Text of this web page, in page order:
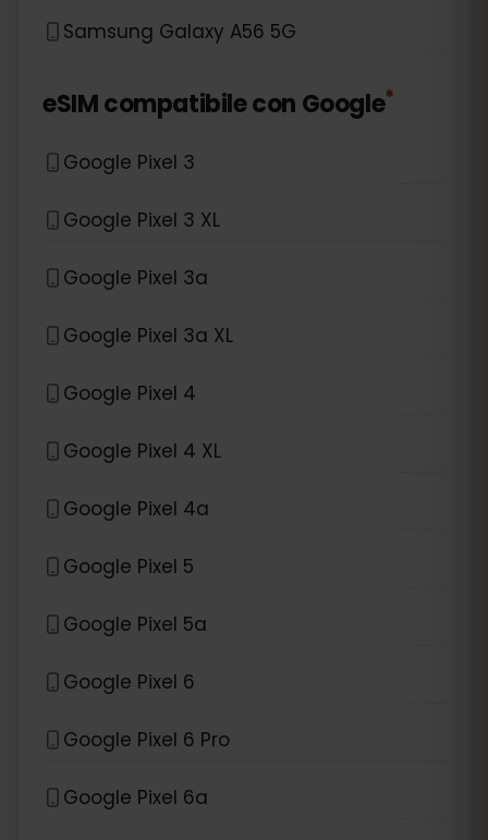
Samsung Galaxy A56 5G
eSIM compatibile con Google*
Google Pixel 3
Google Pixel 3 XL
Google Pixel 3a
Google Pixel 3a XL
Google Pixel 4
Google Pixel 4 XL
Google Pixel 4a
Google Pixel 5
Google Pixel 5a
Google Pixel 6
Google Pixel 6 Pro
Google Pixel 6a